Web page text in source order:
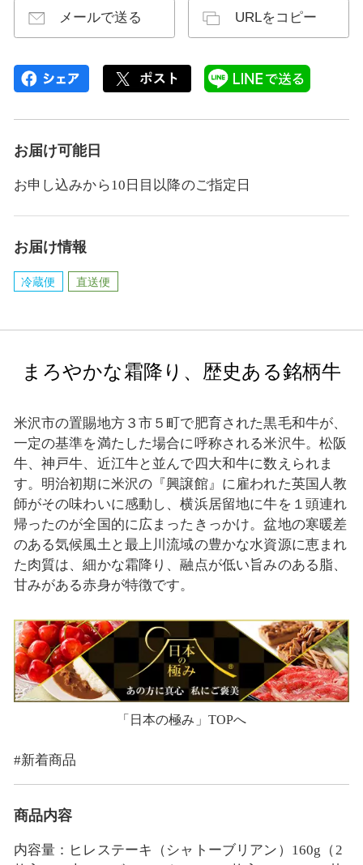
メールで送る URLをコピー
お届け可能日
お申し込みから10日目以降のご指定日
お届け情報
冷蔵便 直送便
まろやかな霜降り、歴史ある銘柄牛
米沢市の置賜地方３市５町で肥育された黒毛和牛が、
一定の基準を満たした場合に呼称される米沢牛。松阪
牛、神戸牛、近江牛と並んで四大和牛に数えられま
す。明治初期に米沢の『興譲館』に雇われた英国人教
師がその味わいに感動し、横浜居留地に牛を１頭連れ
帰ったのが全国的に広まったきっかけ。盆地の寒暖差
のある気候風土と最上川流域の豊かな水資源に恵まれ
た肉質は、細かな霜降り、融点が低い旨みのある脂、
甘みがある赤身が特徴です。
「日本の極み」TOPへ
#新着商品
商品内容
内容量：ヒレステーキ（シャトーブリアン）160g（2